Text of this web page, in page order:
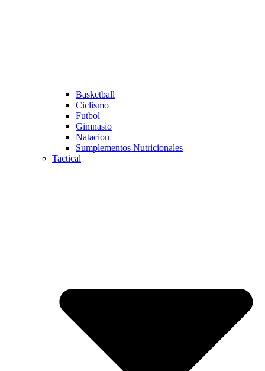
Basketball
Ciclismo
Futbol
Gimnasio
Natacion
Sumplementos Nutricionales
Tactical